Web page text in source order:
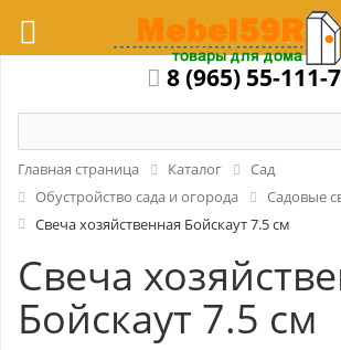
8 (965) 55-111-
Главная страница Каталог
Сад
Обустройство сада и огорода
Садовые
Свеча хозяйственная Бойскаут 7.5 см
Свеча
Бойскаут 7.5 см